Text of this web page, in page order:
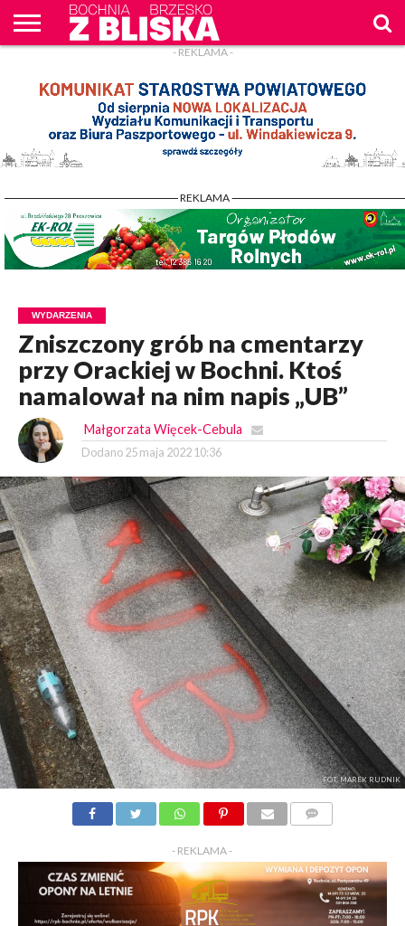
WPROST
REKLAM
- REKLAMA -
- REKLAMA -
WYDARZENIA
Zniszczony grób na cmentarzy
przy Orackiej w Bochni. Ktoś
namalował na nim napis „UB”
Małgorzata Więcek-Cebula
Dodano 25 maja 2022 10:36
FOT. MAREK RUDNIK
- REKLAMA -